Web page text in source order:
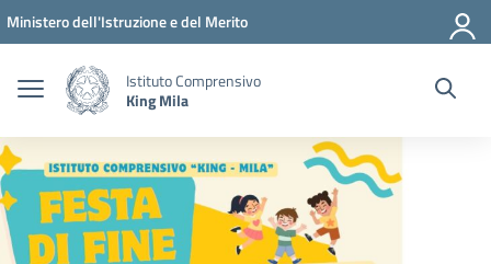
Vai ai contenuti
Vai al menu di navigazione
Vai al footer
Ministero dell'Istruzione e del Merito
Istituto Comprensivo
King Mila